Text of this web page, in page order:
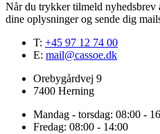
Når du trykker tilmeld nyhedsbrev
dine oplysninger og sende dig
T: +45 97 12 74 00
E: mail@cassoe.dk
Orebygårdvej 9
7400 Herning
Mandag - torsdag: 08:00 -
Fredag: 08:00 - 14:00